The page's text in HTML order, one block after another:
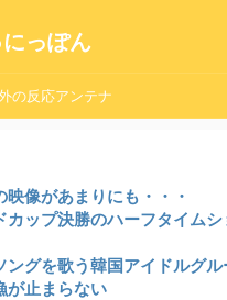
っぽん
の反応アンテナ
像があまりにも・・・
カップ決勝のハーフタイム
ングを歌う韓国アイドルグ
が止まらない